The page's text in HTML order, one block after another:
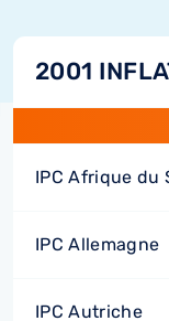
2001
IPC Afrique du
IPC Allemagne
IPC Autriche